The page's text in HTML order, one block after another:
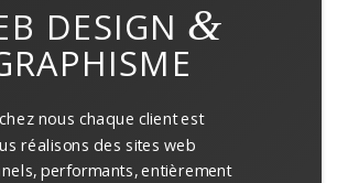
DESIGN &
nous chaque client est
réalisons des sites web
performants, entièrement